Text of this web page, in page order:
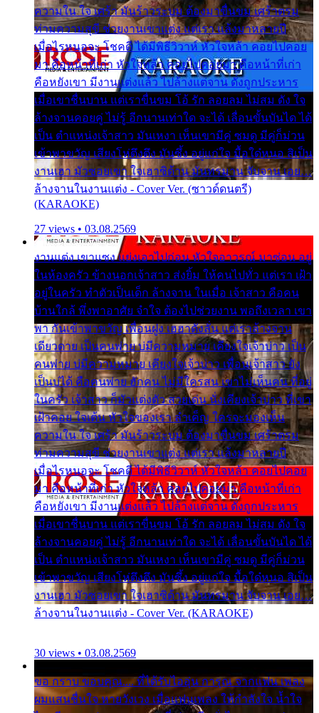
ความใน ใจ เศร้า มันร้าวระบม ต้องมาขื่นขม เศร้าตรม
ท่ามความสุขี ช่วยงานเขาแต่ง แต่เรา แล้งมาหลายปี
เมื่อไรหนอจะ โชคดี ได้มีพิธีวิวาห์ หัวใจหล้า คอยไปคอย
มา คือหน้าที่เก่า หัวใจหล้า คอยไปคอยมา คือหน้าที่เก่า
คือหยังเขา มีงานแต่งแล้ว ไปล้างแต่จาน ดั่งถูกประหาร
เมื่อเขาชื่นบาน แต่เราขื่นขม โอ้ รัก ลอยลม ไม่สม ดัง ใจ
ล้างจานคอยคู่ ไม่รู้ อีกนานเท่าใด จะได้ เลื่อนขั้นบันได ได้
เป็น ตำแหน่งเจ้าสาว มันเหงา เห็นเขามีคู่ ซมดู มีคู่ก็ม่วน
เข้าพาขวัญ เสียงโห่ตึงตึง มันซึ้ง อยู่แก่ใจ มื้อใด๋หนอ สิเป็น
งานเฮา มัวซอยเขา ใจเฮาซิด้าน มันทรมาน จับจาน เอย…
ล้างจานในงานแต่ง - Cover Ver. (ซาวด์ดนตรี)
(KARAOKE)
27 views • 03.08.2569
งานแต่ง เขาแซง แย่งเอาไปก่อน หัวใจอาวรณ์ มาซ่อน อยู่
ในห้องครัว ข้างนอกเจ้าสาว ส่งยิ้ม ให้คนไปทั่ว แต่เรา เฝ้า
อยู่ในครัว ทำตัวเป็นเด็ก ล้างจาน ในเมื่อ เจ้าสาว คือคน
บ้านใกล้ พึ่งพาอาศัย จำใจ ต้องไปช่วยงาน พอถึงเวลา เขา
พา กันเข้าพาขวัญ เพื่อนฝูง เฮฮาดังลั่น แต่เราล้างจาน
เดียวดาย เป็นคนพ่าย บ่มีความหมาย เคียงใจเจ้าบ่าว เป็น
คนพ่าย บ่มีความหมาย เคียงใจเจ้าบ่าว เพื่อนเจ้าสาว ยัง
เป็นบ่ได้ คือคนพ่าย ฮักคน ไม่มีใครสน เขาไม่เห็นคน ที่อยู่
ในครัว เจ้าสาว ก็มัวแต่งตัว สวยเด่น นั่งเคียงเจ้าบ่าว ที่เขา
เฝ้าคอย ใจเต้น หัวใจของเรา ลำเค็ญ ใครจะมองเห็น
ความใน ใจ เศร้า มันร้าวระบม ต้องมาขื่นขม เศร้าตรม
ท่ามความสุขี ช่วยงานเขาแต่ง แต่เรา แล้งมาหลายปี
เมื่อไรหนอจะ โชคดี ได้มีพิธีวิวาห์ หัวใจหล้า คอยไปคอย
มา คือหน้าที่เก่า หัวใจหล้า คอยไปคอยมา คือหน้าที่เก่า
คือหยังเขา มีงานแต่งแล้ว ไปล้างแต่จาน ดั่งถูกประหาร
เมื่อเขาชื่นบาน แต่เราขื่นขม โอ้ รัก ลอยลม ไม่สม ดัง ใจ
ล้างจานคอยคู่ ไม่รู้ อีกนานเท่าใด จะได้ เลื่อนขั้นบันได ได้
เป็น ตำแหน่งเจ้าสาว มันเหงา เห็นเขามีคู่ ซมดู มีคู่ก็ม่วน
เข้าพาขวัญ เสียงโห่ตึงตึง มันซึ้ง อยู่แก่ใจ มื้อใด๋หนอ สิเป็น
งานเฮา มัวซอยเขา ใจเฮาซิด้าน มันทรมาน จับจาน เอย…
ล้างจานในงานแต่ง - Cover Ver. (KARAOKE)
30 views • 03.08.2569
ขอ กราบ ขอบคุณ.... ที่ได้รับไออุ่น การุณ จากแฟน เพลง
ผมแสนชื่นใจ หายวังเวง เมื่อแฟนเพลง ให้กำลังใจ น้ำใจ